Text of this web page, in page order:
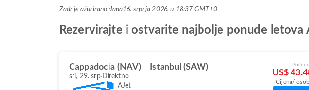
Zadnje ažurirano dana16. srpnja 2026. u 18:37 GMT+0
Rezervirajte i ostvarite najbolje ponude letova
Cappadocia (NAV) Istanbul (SAW)
sri, 29. srp Direktno
AJet
Počni
US$
Cijena/